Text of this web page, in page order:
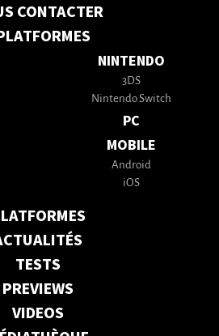
CONTACTER
NINTENDO
3DS
Nintendo Switch
PC
MOBILE
Android
iOS
TESTS
PREVIEWS
VIDEOS